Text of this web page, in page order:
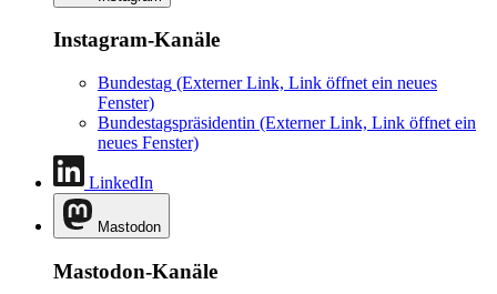
Instagram-Kanäle
Bundestag (Externer Link, Link öffnet ein neues
Fenster)
Bundestagspräsidentin (Externer Link, Link öffnet ein
neues Fenster)
LinkedIn
Mastodon
Mastodon-Kanäle